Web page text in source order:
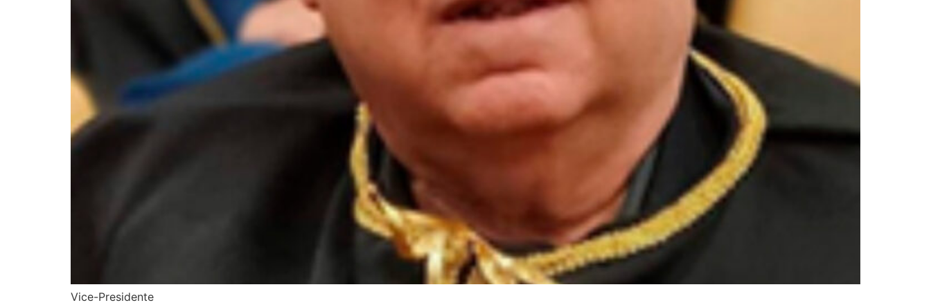
Vice-Presidente